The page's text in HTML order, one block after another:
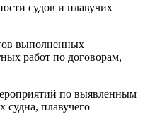
судов и плавучих
выполненных
работ по договорам,
по выявленным
судна, плавучего